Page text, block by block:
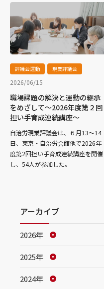
評議会運動 現業評議会
2026/06/15
職場課題の解決と運動の継承
をめざして～2026年度第２回
担い手育成連続講座～
自治労現業評議会は、６月13～14
日、東京・自治労会館他で2026年
度第2回担い手育成連続講座を開催
し、54人が参加した。
アーカイブ
2026年
2025年
2024年